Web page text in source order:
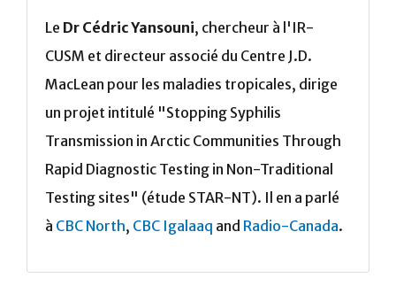
Le Dr Cédric Yansouni, chercheur à l'IR-
CUSM et directeur associé du Centre J.D.
MacLean pour les maladies tropicales, dirige
un projet intitulé "Stopping Syphilis
Transmission in Arctic Communities Through
Rapid Diagnostic Testing in Non-Traditional
Testing sites" (étude STAR-NT). Il en a parlé
à CBC North, CBC Igalaaq and Radio-Canada.